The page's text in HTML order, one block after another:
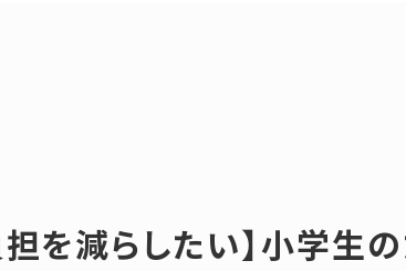
を減らしたい】小学生